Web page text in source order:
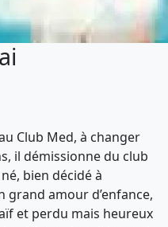
Club Med, à changer
il démissionne du club
bien décidé à
grand amour d’enfance,
et perdu mais heureux